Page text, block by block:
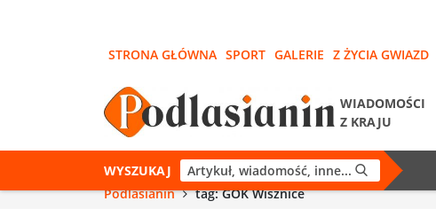
STRONA GŁÓWNA SPORT GALERIE Z ŻYCIA GWIAZD
WIADOMOŚCI
Z KRAJU
WYSZUKAJ
Podlasianin
tag: GOK Wisznice